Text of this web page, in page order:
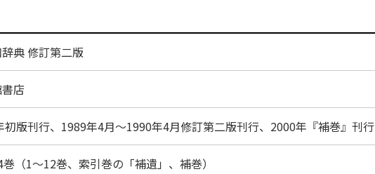
典 修訂第二版
店
初版刊行、1989年4月～1990年4月修訂第二版刊行、2000年『補巻』刊行
（1～12巻、索引巻の「補遺」、補巻）